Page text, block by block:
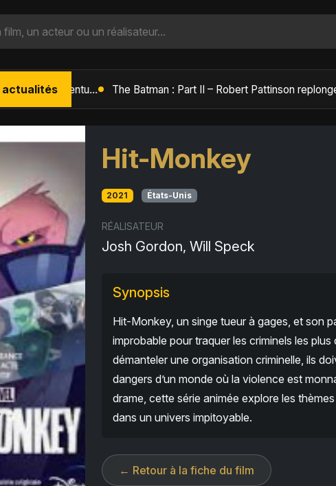
actualités L'Âge de Glace : Le Réveil du Volcan – Manny, Sid et Diego de retour pour une aventure explosive
Hit-Monkey
2021 États-Unis
RÉALISATEUR
Josh Gordon, Will Speck
Synopsis
Hit-Monkey, un singe tueur à gages, et son
improbable pour traquer les criminels les
démanteler une organisation criminelle, ils
dangers d’un monde où la violence est
drame, cette série animée explore les
dans un univers impitoyable.
← Retour à la fiche du film